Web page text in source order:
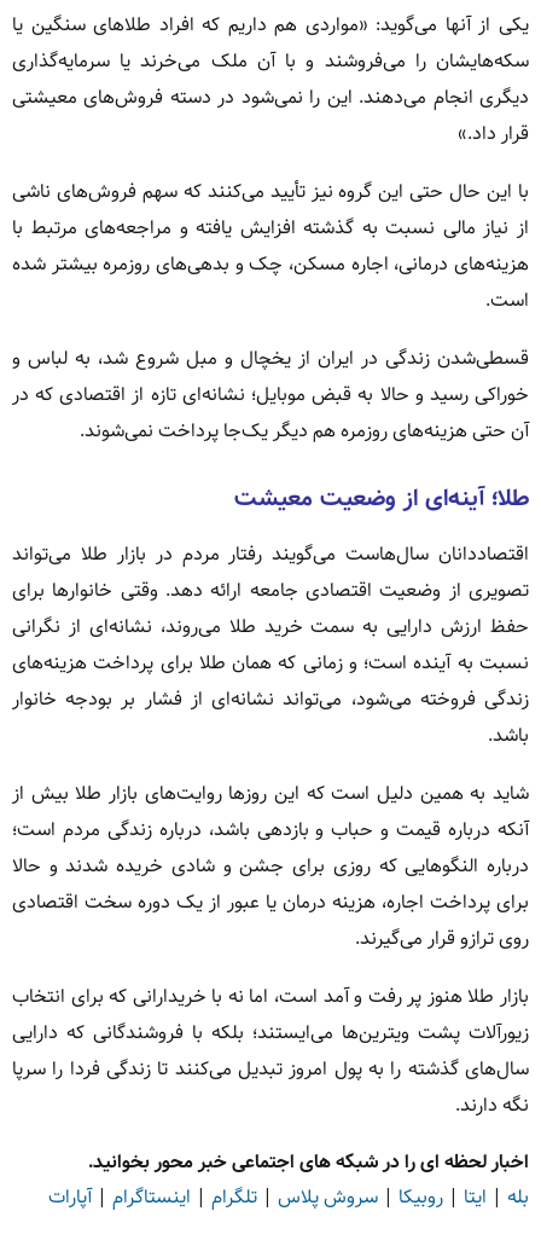
یکی از آنها می‌گوید: «مواردی هم داریم که افراد طلاهای سنگین یا
سکه‌هایشان را می‌فروشند و با آن ملک می‌خرند یا سرمایه‌گذاری
دیگری انجام می‌دهند. این را نمی‌شود در دسته فروش‌های معیشتی
قرار داد.»
با این حال حتی این گروه نیز تأیید می‌کنند که سهم فروش‌های ناشی
از نیاز مالی نسبت به گذشته افزایش یافته و مراجعه‌های مرتبط با
هزینه‌های درمانی، اجاره مسکن، چک و بدهی‌های روزمره بیشتر شده
است.
قسطی‌شدن زندگی در ایران از یخچال و مبل شروع شد، به لباس و
خوراکی رسید و حالا به قبض موبایل؛ نشانه‌ای تازه از اقتصادی که در
آن حتی هزینه‌های روزمره هم دیگر یک‌جا پرداخت نمی‌شوند.
طلا؛ آینه‌ای از وضعیت معیشت
اقتصاددانان سال‌هاست می‌گویند رفتار مردم در بازار طلا می‌تواند
تصویری از وضعیت اقتصادی جامعه ارائه دهد. وقتی خانوارها برای
حفظ ارزش دارایی به سمت خرید طلا می‌روند، نشانه‌ای از نگرانی
نسبت به آینده است؛ و زمانی که همان طلا برای پرداخت هزینه‌های
زندگی فروخته می‌شود، می‌تواند نشانه‌ای از فشار بر بودجه خانوار
باشد.
شاید به همین دلیل است که این روزها روایت‌های بازار طلا بیش از
آنکه درباره قیمت و حباب و بازدهی باشد، درباره زندگی مردم است؛
درباره النگوهایی که روزی برای جشن و شادی خریده شدند و حالا
برای پرداخت اجاره، هزینه درمان یا عبور از یک دوره سخت اقتصادی
روی ترازو قرار می‌گیرند.
بازار طلا هنوز پر رفت و آمد است، اما نه با خریدارانی که برای انتخاب
زیورآلات پشت ویترین‌ها می‌ایستند؛ بلکه با فروشندگانی که دارایی
سال‌های گذشته را به پول امروز تبدیل می‌کنند تا زندگی فردا را سرپا
نگه دارند.
اخبار لحظه ای را در شبکه های اجتماعی خبر محور بخوانید.
بله | ایتا | روبیکا | سروش پلاس | تلگرام | اینستاگرام |آپارات